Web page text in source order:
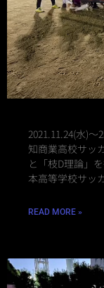
2021.11.24(水)〜
知商業高校サッ
と「枝D理論」
本高等学校サッ
READ MORE »